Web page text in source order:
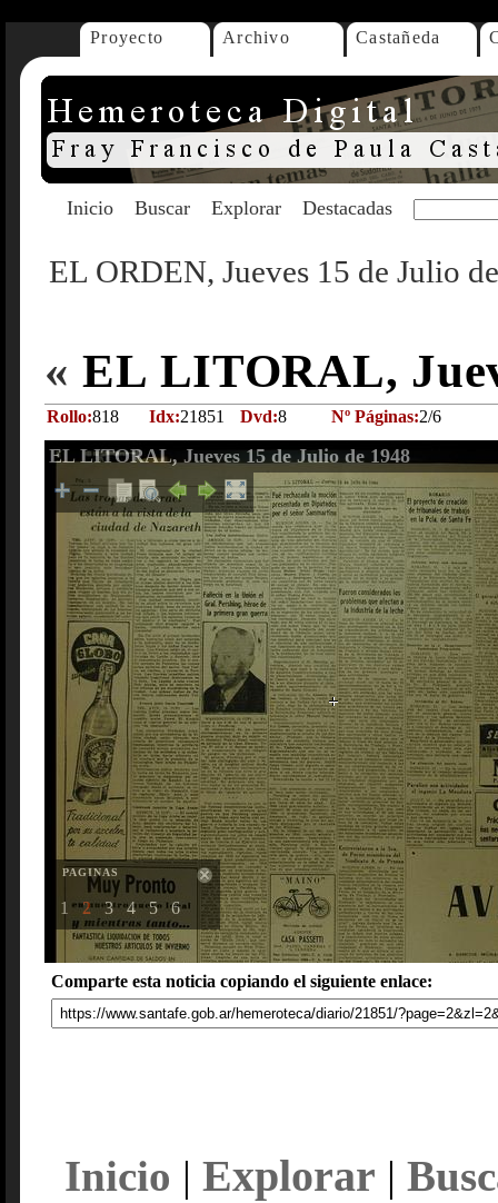
Proyecto Archivo Castañeda
Inicio Buscar Explorar Destacadas
EL ORDEN, Jueves 15 de Julio
« EL LITORAL,
Rollo:818 Idx:21851 Dvd:8 Nº Páginas:2/6
EL LITORAL, Jueves 15 de Julio de 1948
PAGINAS
1 2 3 4 5 6
Comparte esta noticia copiando el siguiente enlace:
Inicio | Explorar |